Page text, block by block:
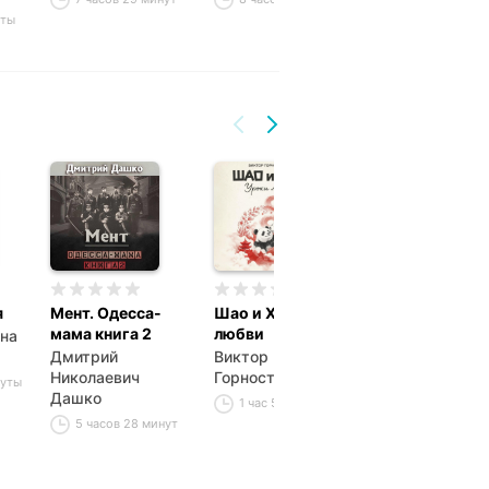
Мент. Одесса-
мама книга 2
Дмитрий
Николаевич
Дашко
5 часов 28 минут
Шао и Хао. Уроки
любви
Виктор
Горностаев
1 час 52 минуты